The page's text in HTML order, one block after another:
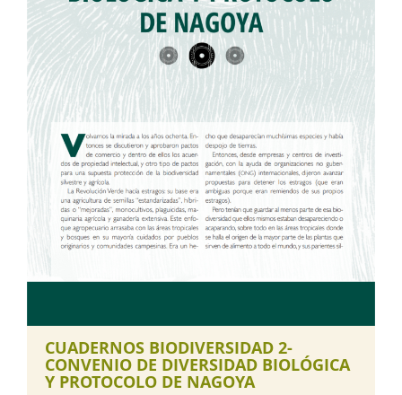
CUADERNOS BIODIVERSIDAD 2-
CONVENIO DE DIVERSIDAD BIOLÓGICA
Y PROTOCOLO DE NAGOYA